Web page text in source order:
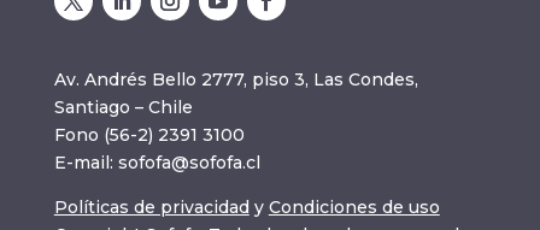
Av. Andrés Bello 2777, piso 3, Las Condes,
Santiago – Chile
Fono (56-2) 2391 3100
E-mail: sofofa@sofofa.cl
Políticas de privacidad y Condiciones de uso